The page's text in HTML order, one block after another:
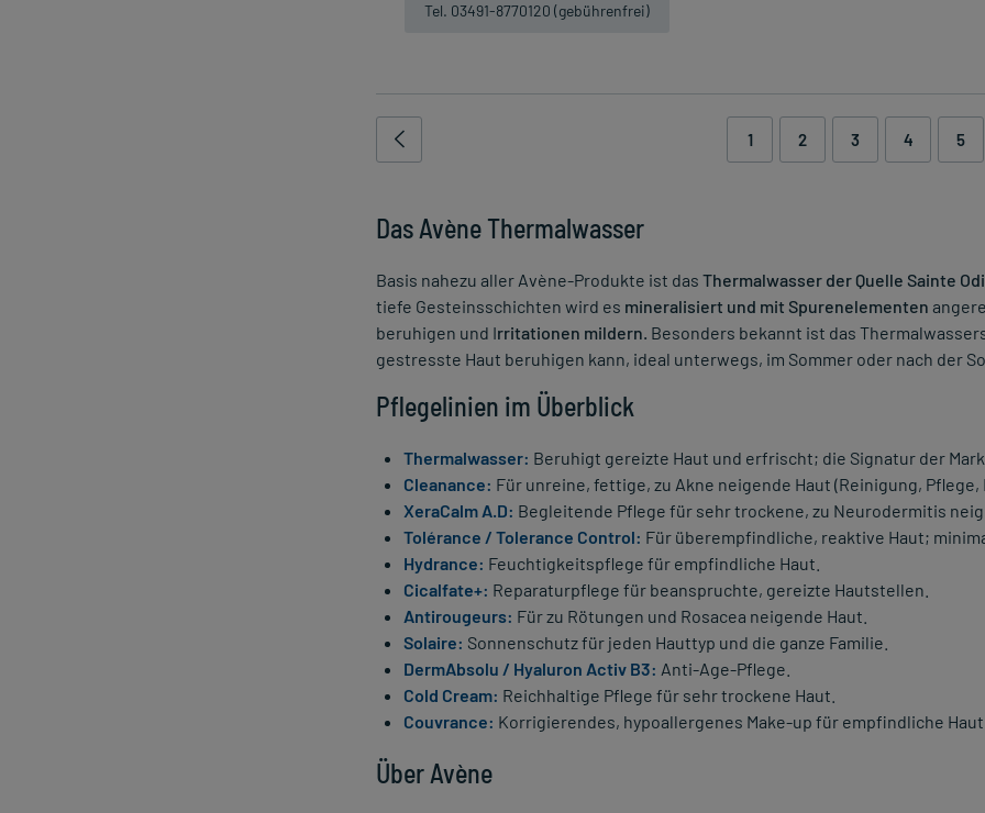
Tel. 03491-8770120 (gebührenfrei)
1 2 3 4 5
Das Avène Thermalwasser
Basis nahezu aller Avène-Produkte ist das Thermalwasser der Quelle Sainte
tiefe Gesteinsschichten wird es mineralisiert und mit Spurenelementen
beruhigen und Irritationen mildern. Besonders bekannt ist das
gestresste Haut beruhigen kann, ideal unterwegs, im Sommer oder nach der
Pflegelinien im Überblick
Thermalwasser: Beruhigt gereizte Haut und erfrischt; die Signatur der
Cleanance: Für unreine, fettige, zu Akne neigende Haut (Reinigung, Pflege,
XeraCalm A.D: Begleitende Pflege für sehr trockene, zu Neurodermitis
Tolérance / Tolerance Control: Für überempfindliche, reaktive Haut;
Hydrance: Feuchtigkeitspflege für empfindliche Haut.
Cicalfate+: Reparaturpflege für beanspruchte, gereizte Hautstellen.
Antirougeurs: Für zu Rötungen und Rosacea neigende Haut.
Solaire: Sonnenschutz für jeden Hauttyp und die ganze Familie.
DermAbsolu / Hyaluron Activ B3: Anti-Age-Pflege.
Cold Cream: Reichhaltige Pflege für sehr trockene Haut.
Couvrance: Korrigierendes, hypoallergenes Make-up für empfindliche
Über Avène